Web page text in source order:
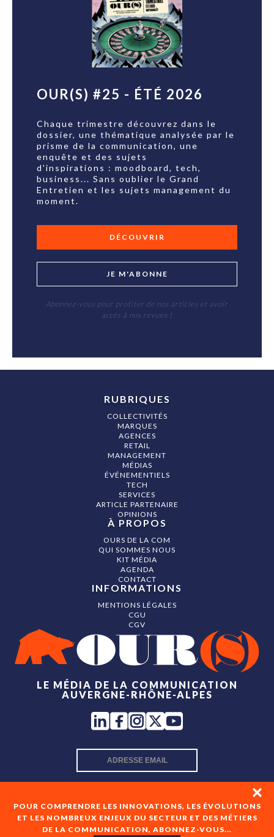
OUR(S) #25 - ÉTÉ 2026
Chaque trimestre découvrez dans le
dossier, une thématique analysée par le
prisme de la communication, une
enquête et des sujets
d'inspirations : moodboard, tech,
business... Sans oublier le Grand
Entretien et les sujets management du
moment.
DÉCOUVRIR
JE M'ABONNE
Abonnez-vous pour profiter de nos articles et avoir
accès à nos revues !
POUR COMPRENDRE LES INNOVATIONS, LES ÉVOLUTIONS
ET LES NOMBREUX ENJEUX DU SECTEUR ET DES MÉTIERS
DE LA COMMUNICATION, ABONNEZ-VOUS...
LE MÉDIA DE LA COMMUNICATION
AUVERGNE-RHÔNE-ALPES
En cochant cette case, je consens à recevoir les newsletters
RUBRIQUES
COLLECTIVITÉS
MARQUES
AGENCES
RETAIL
MANAGEMENT
MÉDIAS
ÉVÉNEMENTIELS
TECH
SERVICES
ARTICLE PARTENAIRE
OPINIONS
À PROPOS
OURS DE LA COM
QUI SOMMES NOUS
KIT MÉDIA
AGENDA
CONTACT
INFORMATIONS
MENTIONS LÉGALES
CGU
CGV